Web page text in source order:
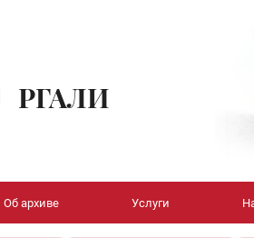
РГАЛИ
Об архиве Услуги